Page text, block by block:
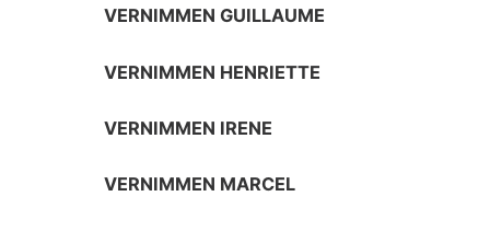
VERNIMMEN GUILLAUME
VERNIMMEN HENRIETTE
VERNIMMEN IRENE
VERNIMMEN MARCEL